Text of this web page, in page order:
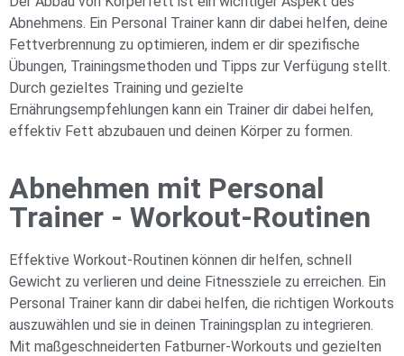
Abnehmens. Ein Personal Trainer kann dir dabei helfen, deine
Fettverbrennung zu optimieren, indem er dir spezifische
Übungen, Trainingsmethoden und Tipps zur Verfügung stellt.
Durch gezieltes Training und gezielte
Ernährungsempfehlungen kann ein Trainer dir dabei helfen,
effektiv Fett abzubauen und deinen Körper zu formen.
Abnehmen mit Personal
Trainer - Workout-Routinen
Effektive Workout-Routinen können dir helfen, schnell
Gewicht zu verlieren und deine Fitnessziele zu erreichen. Ein
Personal Trainer kann dir dabei helfen, die richtigen Workouts
auszuwählen und sie in deinen Trainingsplan zu integrieren.
Mit maßgeschneiderten Fatburner-Workouts und gezielten